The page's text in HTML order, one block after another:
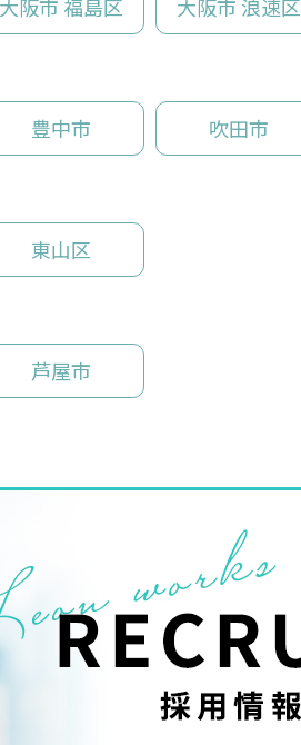
大阪市 福島区 大阪市 浪速区
豊中市 吹田市
東山区
芦屋市